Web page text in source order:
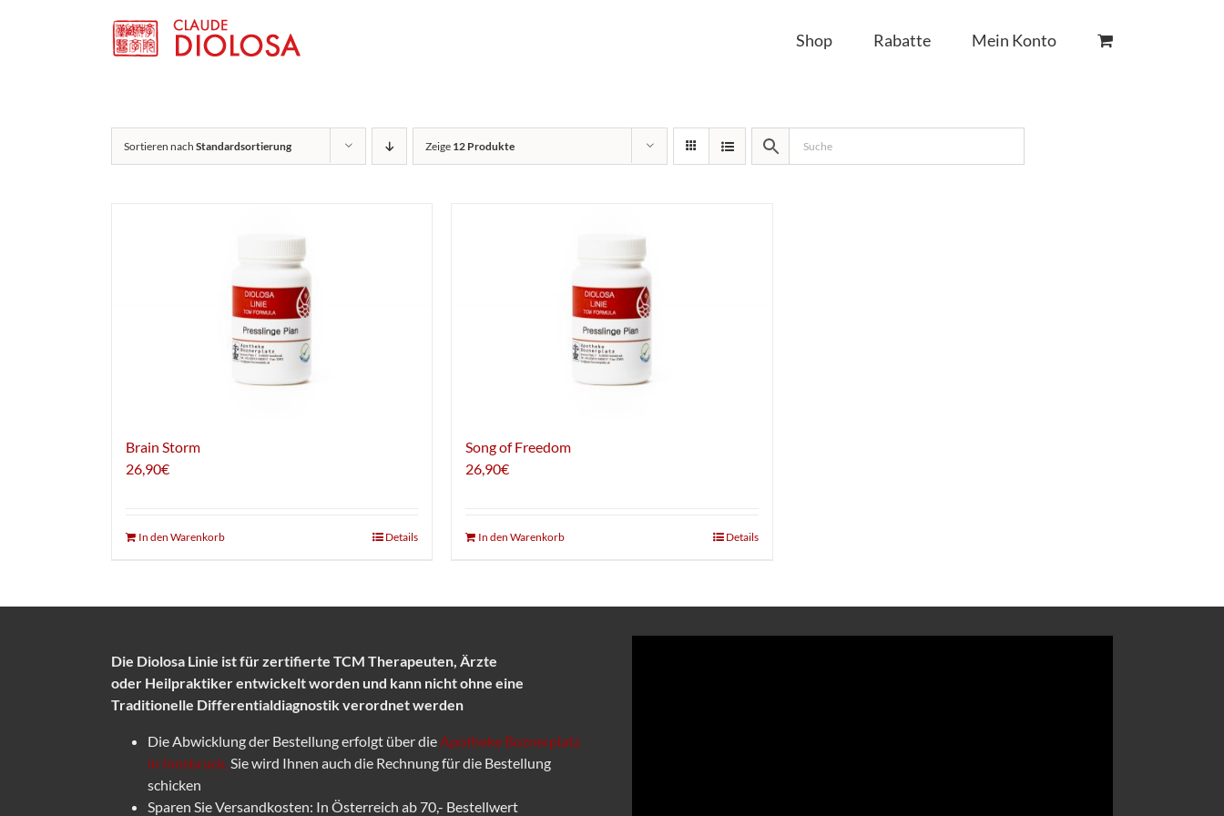
Shop Rabatte Mein Konto
Sortieren nach Standardsortierung Zeige 12 Produkte
Brain Storm
26,90€
In den Warenkorb Details
Song of Freedom
26,90€
In den Warenkorb Details
Die Diolosa Linie ist für zertifierte TCM Therapeuten, Ärzte
oder Heilpraktiker entwickelt worden und kann nicht ohne eine
Traditionelle Differentialdiagnostik verordnet werden
Die Abwicklung der Bestellung erfolgt über die Apotheke Boznerplatz
in Innsbruck. Sie wird Ihnen auch die Rechnung für die Bestellung
schicken
Sparen Sie Versandkosten: In Österreich ab 70,- Bestellwert